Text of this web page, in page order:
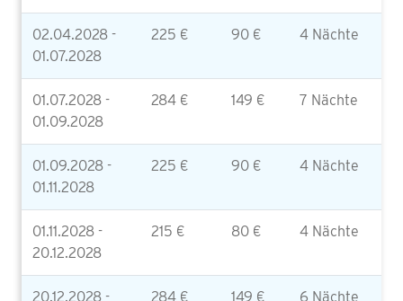
02.04.2028 -
01.07.2028
225 € 90 € 4 Nächte
01.07.2028 -
01.09.2028
284 € 149 € 7 Nächte
01.09.2028 -
01.11.2028
225 € 90 € 4 Nächte
01.11.2028 -
20.12.2028
215 € 80 € 4 Nächte
20.12.2028 -
284 € 149 € 6 Nächte